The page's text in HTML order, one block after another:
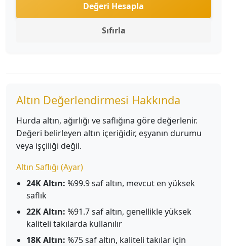
Değeri Hesapla
Sıfırla
Altın Değerlendirmesi Hakkında
Hurda altın, ağırlığı ve saflığına göre değerlenir.
Değeri belirleyen altın içeriğidir, eşyanın durumu
veya işçiliği değil.
Altın Saflığı (Ayar)
24K Altın: %99.9 saf altın, mevcut en yüksek
saflık
22K Altın: %91.7 saf altın, genellikle yüksek
kaliteli takılarda kullanılır
18K Altın: %75 saf altın, kaliteli takılar için